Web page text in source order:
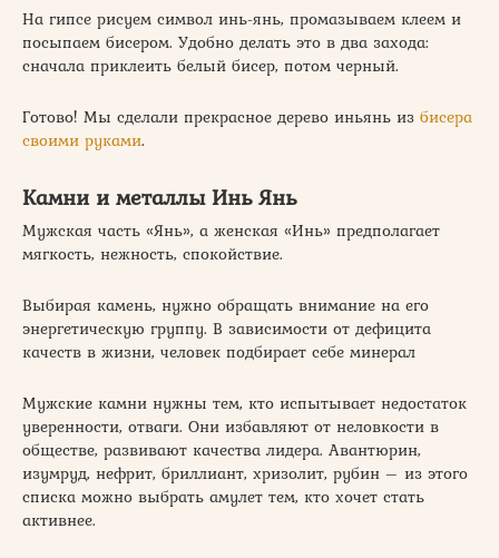
На гипсе рисуем символ инь-янь, промазываем клеем и
посыпаем бисером. Удобно делать это в два захода:
сначала приклеить белый бисер, потом черный.
Готово! Мы сделали прекрасное дерево иньянь из бисера
своими руками.
Камни и металлы Инь Янь
Мужская часть «Янь», а женская «Инь» предполагает
мягкость, нежность, спокойствие.
Выбирая камень, нужно обращать внимание на его
энергетическую группу. В зависимости от дефицита
качеств в жизни, человек подбирает себе минерал
Мужские камни нужны тем, кто испытывает недостаток
уверенности, отваги. Они избавляют от неловкости в
обществе, развивают качества лидера. Авантюрин,
изумруд, нефрит, бриллиант, хризолит, рубин – из этого
списка можно выбрать амулет тем, кто хочет стать
активнее.